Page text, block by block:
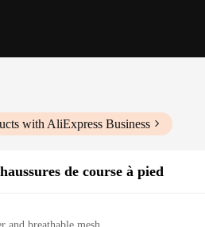
with AliExpress Business
de course à pied